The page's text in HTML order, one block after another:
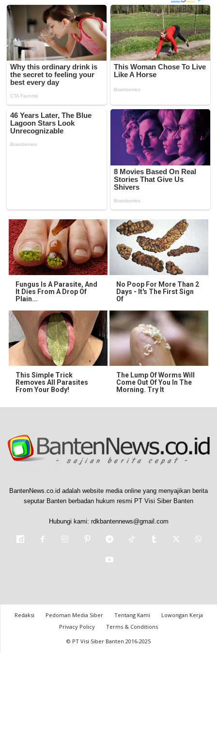
Fungus Is A Parasite, And
It Dies From A Drop Of
Plain...
No Poop For More Than 2
Days - It's The First Sign
Of
This Simple Trick
Removes All Parasites
From Your Body!
The Lump Of Worms Will
Come Out Of You In The
Morning. Try It
BantenNews.co.id adalah website media online yang menyajikan berita
seputar Banten berbadan hukum resmi PT Visi Siber Banten
Hubungi kami: rdkbantennews@gmail.com
Redaksi Pedoman Media Siber Tentang Kami
Lowongan Kerja
Privacy Policy
Terms & Conditions
© PT Visi Siber Banten 2016-2025